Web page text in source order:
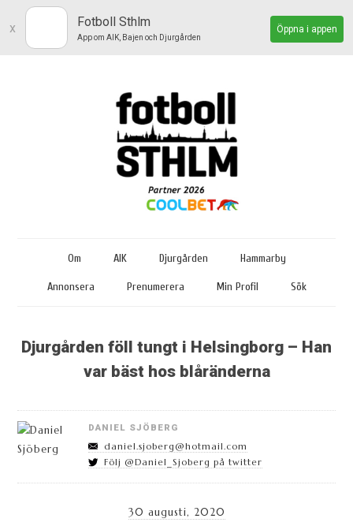
x Fotboll Sthlm
App om AIK, Bajen och Djurgården
Öppna i appen
Om AIK Djurgården Hammarby
Annonsera Prenumerera Min Profil Sök
Djurgården föll tungt i Helsingborg – Han
var bäst hos blåränderna
DANIEL SJÖBERG
daniel.sjoberg@hotmail.com
Följ @Daniel_Sjoberg på twitter
30 augusti, 2020